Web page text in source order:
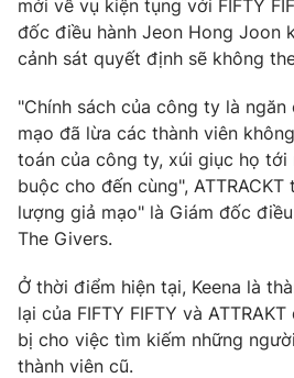
mới về vụ kiện tụng với FIFTY
đốc điều hành Jeon Hong Joon
cảnh sát quyết định sẽ không
"Chính sách của công ty là
mạo đã lừa các thành viên
toán của công ty, xúi giục họ tới
buộc cho đến cùng",
lượng giả mạo" là Giám đốc
The Givers.
Ở thời điểm hiện tại, Keena là
lại của FIFTY FIFTY và
bị cho việc tìm kiếm những
thành viên cũ.